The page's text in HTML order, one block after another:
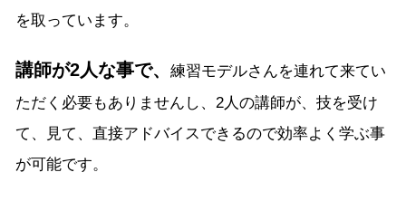
を取っています。
講師が2人な事で、 練習モデルさんを連れて来てい
ただく必要もありませんし、2人の講師が、技を受け
て、見て、直接アドバイスできるので効率よく学ぶ事
が可能です。